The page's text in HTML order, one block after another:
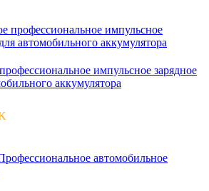
импульсное зарядное
аккумулятора